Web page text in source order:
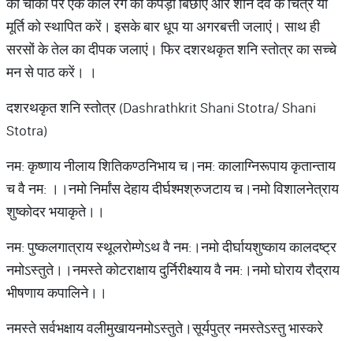
की चौकी पर एक काले रंग का कपड़ा बिछाएं और शनि देव के चित्र या
मूर्ति को स्थापित करें। इसके बार धूप या अगरबत्ती जलाएं। साथ ही
सरसों के तेल का दीपक जलाएं। फिर दशरथकृत शनि स्तोत्र का सच्चे
मन से पाठ करें। ।
दशरथकृत शनि स्तोत्र (Dashrathkrit Shani Stotra/ Shani
Stotra)
नम: कृष्णाय नीलाय शितिकण्ठनिभाय च।नम: कालाग्निरूपाय कृतान्ताय
च वै नम: ।।नमो निर्मांस देहाय दीर्घश्मश्रुजटाय च।नमो विशालनेत्राय
शुष्कोदर भयाकृते।।
नम: पुष्कलगात्राय स्थूलरोम्णेऽथ वै नम:।नमो दीर्घायशुष्काय कालदष्ट्र
नमोऽस्तुते।।नमस्ते कोटराक्षाय दुर्निरीक्ष्याय वै नम:।नमो घोराय रौद्राय
भीषणाय कपालिने।।
नमस्ते सर्वभक्षाय वलीमुखायनमोऽस्तुते।सूर्यपुत्र नमस्तेऽस्तु भास्करे